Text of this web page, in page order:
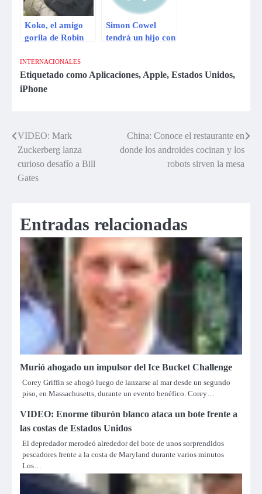
Koko, el amigo
gorila de Robin
por la muerte del
actor
Simon Cowel
tendrá un hijo con
INTERNACIONALES
Etiquetado como Aplicaciones, Apple, Estados Unidos,
iPhone
Navegación
de
entradas
VIDEO: Mark
Zuckerberg lanza
curioso desafío a Bill
Gates
China: Conoce el restaurante en
donde los androides cocinan y los
robots sirven la mesa
Entradas relacionadas
Murió ahogado un impulsor del Ice Bucket Challenge
Corey Griffin se ahogó luego de lanzarse al mar desde un segundo
piso, en Massachusetts, durante un evento benéfico. Corey…
VIDEO: Enorme tiburón blanco ataca un bote frente a
las costas de Estados Unidos
El depredador merodeó alrededor del bote de unos sorprendidos
pescadores frente a la costa de Maryland durante varios minutos
Los…